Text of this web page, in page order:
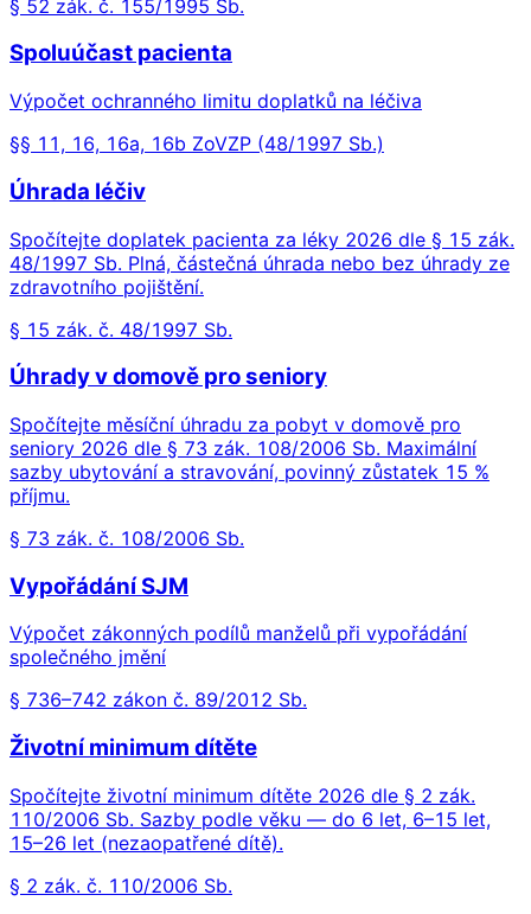
§ 52 zák. č. 155/1995 Sb.
Spoluúčast pacienta
Výpočet ochranného limitu doplatků na léčiva
§§ 11, 16, 16a, 16b ZoVZP (48/1997 Sb.)
Úhrada léčiv
Spočítejte doplatek pacienta za léky 2026 dle § 15 zák.
48/1997 Sb. Plná, částečná úhrada nebo bez úhrady ze
zdravotního pojištění.
§ 15 zák. č. 48/1997 Sb.
Úhrady v domově pro seniory
Spočítejte měsíční úhradu za pobyt v domově pro
seniory 2026 dle § 73 zák. 108/2006 Sb. Maximální
sazby ubytování a stravování, povinný zůstatek 15 %
příjmu.
§ 73 zák. č. 108/2006 Sb.
Vypořádání SJM
Výpočet zákonných podílů manželů při vypořádání
společného jmění
§ 736–742 zákon č. 89/2012 Sb.
Životní minimum dítěte
Spočítejte životní minimum dítěte 2026 dle § 2 zák.
110/2006 Sb. Sazby podle věku — do 6 let, 6–15 let,
15–26 let (nezaopatřené dítě).
§ 2 zák. č. 110/2006 Sb.